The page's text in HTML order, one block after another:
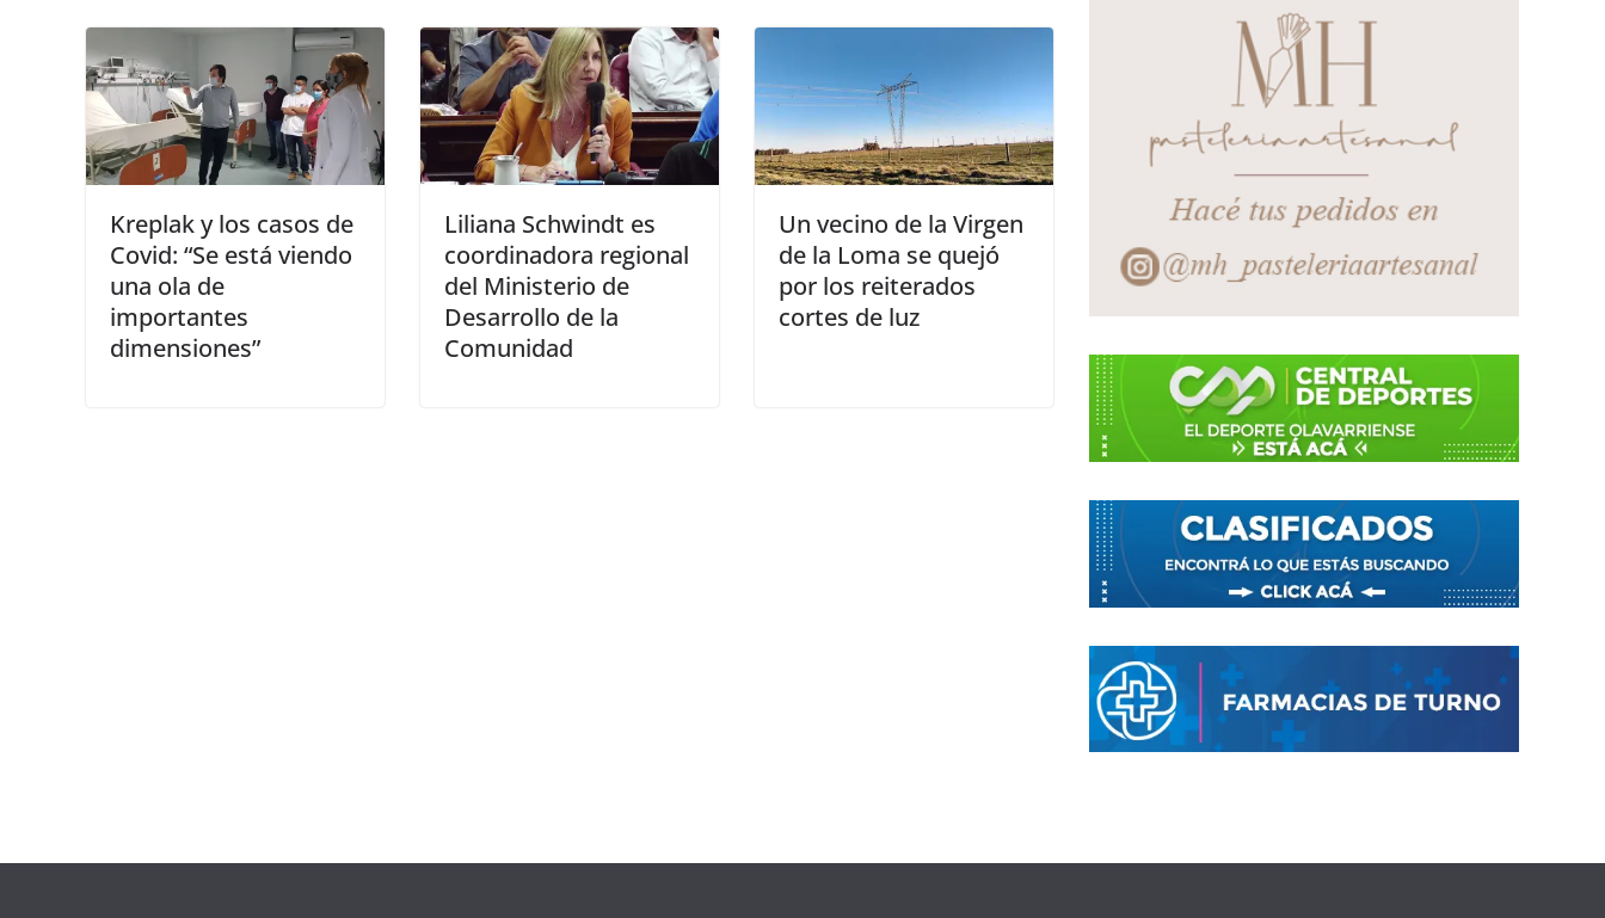
Kreplak y los casos de
Covid: “Se está viendo
una ola de
importantes
dimensiones”
Liliana Schwindt es
coordinadora regional
del Ministerio de
Desarrollo de la
Comunidad
Un vecino de la Virgen
de la Loma se quejó
por los reiterados
cortes de luz